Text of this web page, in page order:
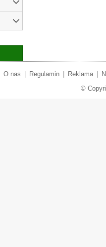
O nas Regulamin Reklama
©